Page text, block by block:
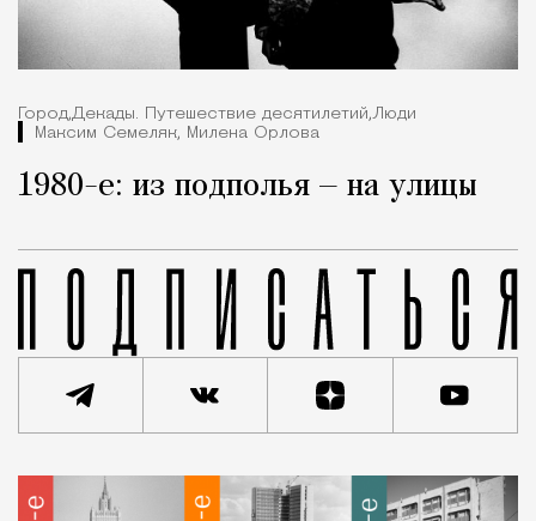
Город,Декады. Путешествие десятилетий,Люди
Максим Семеляк, Милена Орлова
1980-е: из подполья — на улицы